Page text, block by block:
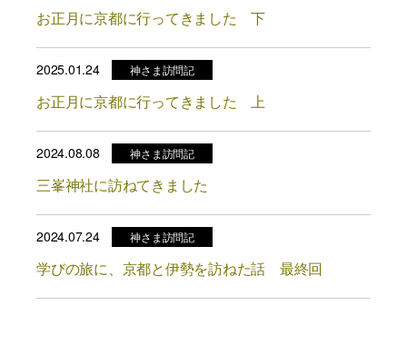
お正月に京都に行ってきました 下
2025.01.24 神さま訪問記
お正月に京都に行ってきました 上
2024.08.08 神さま訪問記
三峯神社に訪ねてきました
2024.07.24 神さま訪問記
学びの旅に、京都と伊勢を訪ねた話 最終回